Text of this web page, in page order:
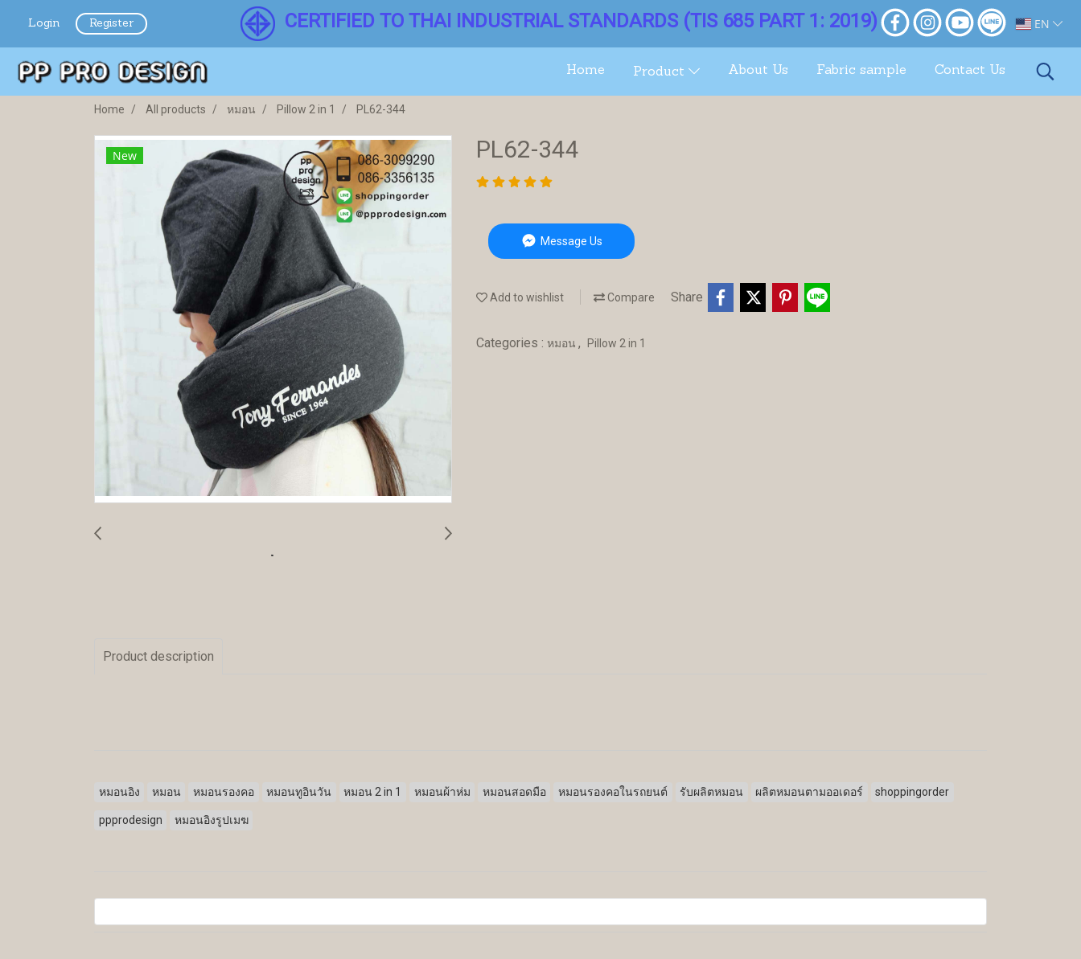
Login Register CERTIFIED TO THAI INDUSTRIAL STANDARDS (TIS 685 PART 1: 2019) EN
Home Product About Us Fabric sample Contact Us
Home All products หมอน Pillow 2 in 1 PL62-344
New PL62-344
Message Us
Add to wishlist Compare Share
Categories : หมอน , Pillow 2 in 1
Product description
หมอนอิง หมอน หมอนรองคอ หมอนทูอินวัน หมอน 2 in 1 หมอนผ้าห่ม หมอนสอดมือ หมอนรองคอในรถยนต์ รับผลิตหมอน ผลิตหมอนตามออเดอร์ shoppingorder
ppprodesign หมอนอิงรูปเมฆ